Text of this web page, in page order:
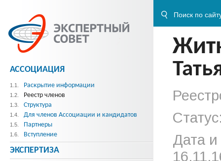
Дата
АССОЦИАЦИЯ
1.1. Раскрытие информации
1.2. Реестр членов
1.3. Структура
1.4. Для членов Ассоциации и кандидатов
1.5. Партнеры
1.6. Вступление
ЭКСПЕРТИЗА